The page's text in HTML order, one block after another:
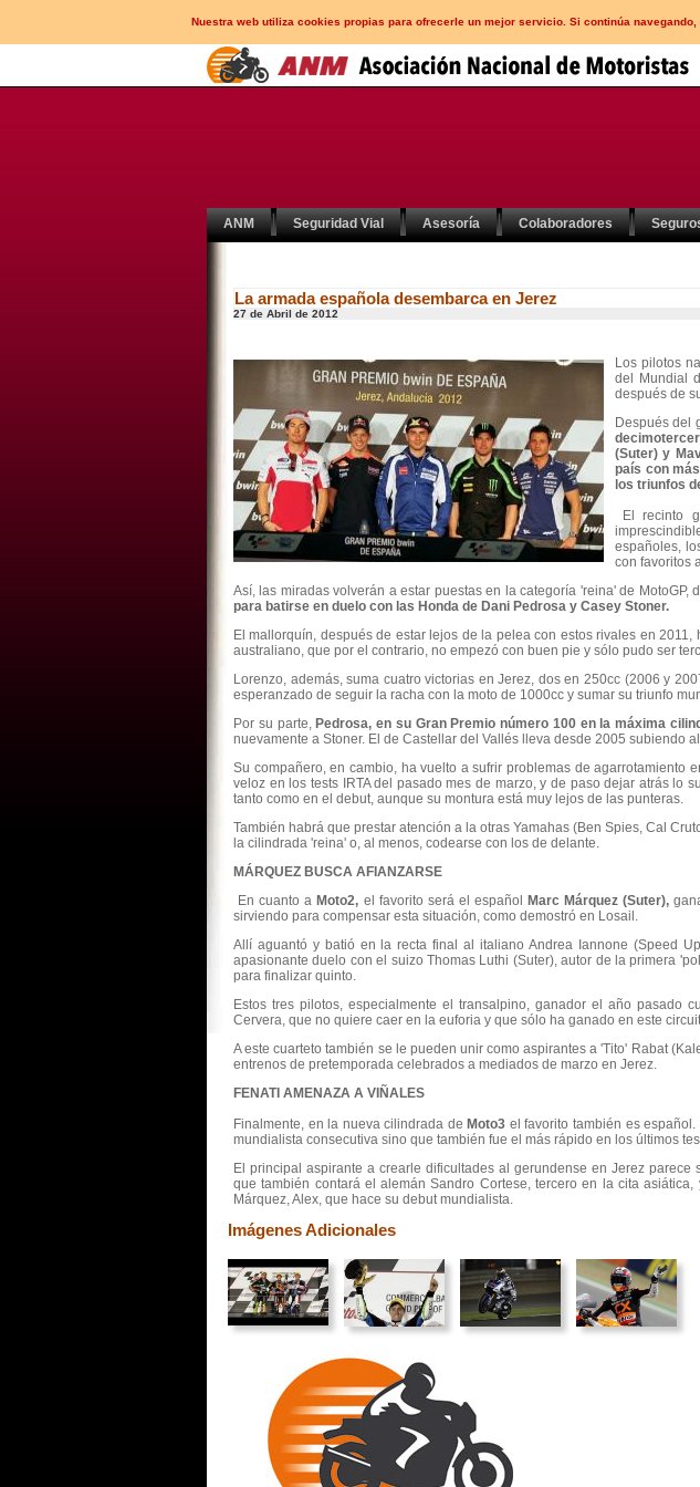
Nuestra web utiliza cookies propias para ofrecerle un mejor servicio. Si continúa
ANM Seguridad Vial Asesoría Colaboradores
La armada española desembarca en Jerez
27 de Abril de 2012
Los pilotos
del Mundial
después de
Después del
(Suter) y
país con
los triunfos
El recinto
españoles,
con favoritos
Así, las miradas volverán a estar puestas en la categoría 'reina' de MotoGP,
para batirse en duelo con las Honda de Dani Pedrosa y Casey Stoner.
El mallorquín, después de estar lejos de la pelea con estos rivales en
australiano, que por el contrario, no empezó con buen pie y sólo pudo ser
Lorenzo, además, suma cuatro victorias en Jerez, dos en 250cc (2006 y
esperanzado de seguir la racha con la moto de 1000cc y sumar su triunfo
Por su parte, Pedrosa, en su Gran Premio número 100 en la máxima
nuevamente a Stoner. El de Castellar del Vallés lleva desde 2005 subiendo
Su compañero, en cambio, ha vuelto a sufrir problemas de
veloz en los tests IRTA del pasado mes de marzo, y de paso dejar atrás
tanto como en el debut, aunque su montura está muy lejos de las punteras.
También habrá que prestar atención a la otras Yamahas (Ben Spies, Cal
la cilindrada 'reina' o, al menos, codearse con los de delante.
MÁRQUEZ BUSCA AFIANZARSE
En cuanto a Moto2, el favorito será el español Marc Márquez (Suter),
sirviendo para compensar esta situación, como demostró en Losail.
Allí aguantó y batió en la recta final al italiano Andrea Iannone (Speed
apasionante duelo con el suizo Thomas Luthi (Suter), autor de la primera
para finalizar quinto.
Estos tres pilotos, especialmente el transalpino, ganador el año pasado
Cervera, que no quiere caer en la euforia y que sólo ha ganado en este
A este cuarteto también se le pueden unir como aspirantes a 'Tito' Rabat
entrenos de pretemporada celebrados a mediados de marzo en Jerez.
FENATI AMENAZA A VIÑALES
Finalmente, en la nueva cilindrada de Moto3 el favorito también es español.
mundialista consecutiva sino que también fue el más rápido en los últimos
El principal aspirante a crearle dificultades al gerundense en Jerez
que también contará el alemán Sandro Cortese, tercero en la cita
Márquez, Alex, que hace su debut mundialista.
Imágenes Adicionales